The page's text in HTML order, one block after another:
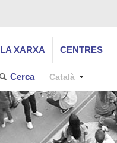
LA XARXA CENTRES
Cerca Català